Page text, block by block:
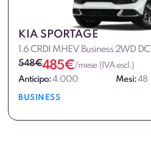
KIA SPORTAGE
1.6 CRDI MHEV Business 2WD DCT
548€485€/mese (IVA escl.)
Anticipo:4.000 Mesi:48
BUSINESS